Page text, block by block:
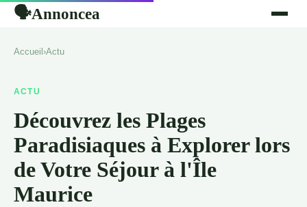
🗣Annoncea
Accueil ›Actu
ACTU
Découvrez les Plages
Paradisiaques à Explorer lors
de Votre Séjour à l'Île
Maurice